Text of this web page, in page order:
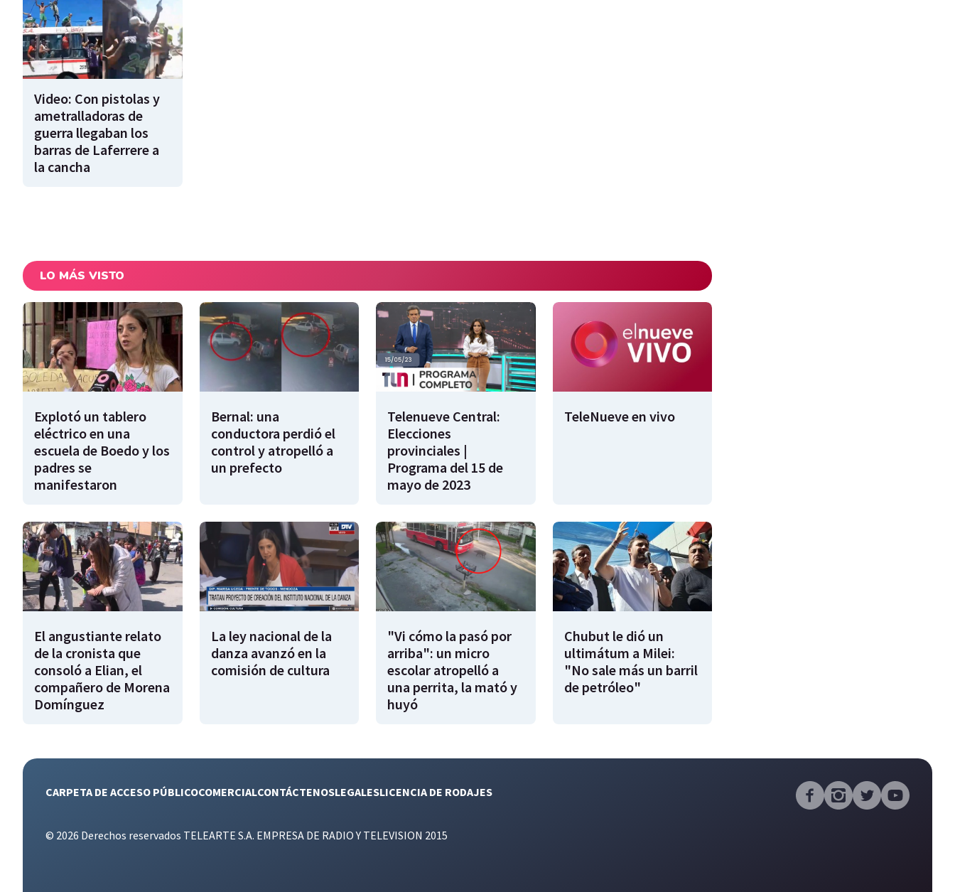
Video: Con pistolas y
ametralladoras de
guerra llegaban los
barras de Laferrere a
la cancha
LO MÁS VISTO
Explotó un tablero
eléctrico en una
escuela de Boedo y los
padres se
manifestaron
Bernal: una
conductora perdió el
control y atropelló a
un prefecto
Telenueve Central:
Elecciones
provinciales |
Programa del 15 de
mayo de 2023
TeleNueve en vivo
El angustiante relato
de la cronista que
consoló a Elian, el
compañero de Morena
Domínguez
La ley nacional de la
danza avanzó en la
comisión de cultura
"Vi cómo la pasó por
arriba": un micro
escolar atropelló a
una perrita, la mató y
huyó
Chubut le dió un
ultimátum a Milei:
"No sale más un barril
de petróleo"
CARPETA DE ACCESO PÚBLICOCOMERCIALCONTÁCTENOSLEGALESLICENCIA DE RODAJES
© 2026 Derechos reservados TELEARTE S.A. EMPRESA DE RADIO Y TELEVISION 2015